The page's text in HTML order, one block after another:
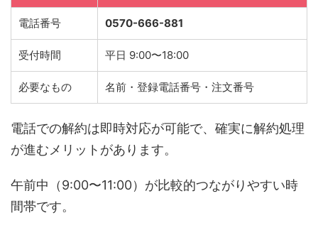
電話番号 0570-666-881
受付時間 平日 9:00〜18:00
必要なもの 名前・登録電話番号・注文番号
電話での解約は即時対応が可能で、確実に解約処理
が進むメリットがあります。
午前中（9:00〜11:00）が比較的つながりやすい時
間帯です。